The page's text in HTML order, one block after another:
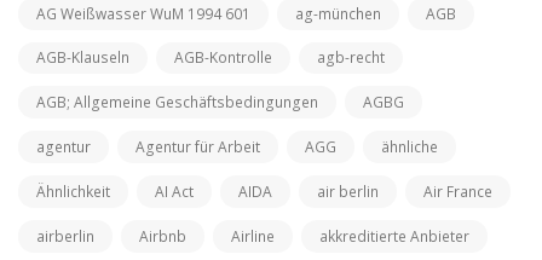
AG Weißwasser WuM 1994 601 ag-münchen AGB
AGB-Klauseln AGB-Kontrolle agb-recht
AGB; Allgemeine Geschäftsbedingungen AGBG
agentur Agentur für Arbeit AGG ähnliche
Ähnlichkeit AI Act AIDA air berlin Air France
airberlin Airbnb Airline akkreditierte Anbieter